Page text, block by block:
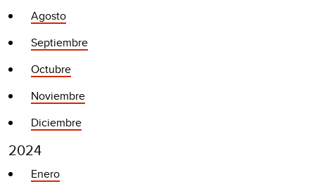
Agosto
Septiembre
Octubre
Noviembre
Diciembre
2024
Enero